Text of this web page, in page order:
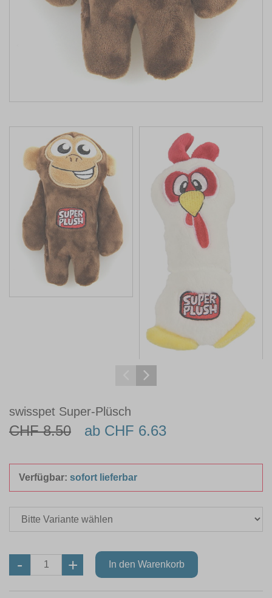
swisspet Super-Plüsch
CHF 8.50 ab CHF 6.63
Verfügbar: sofort lieferbar